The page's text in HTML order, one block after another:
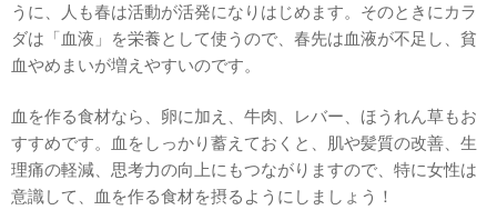
うに、人も春は活動が活発になりはじめます。そのときにカラ
ダは「血液」を栄養として使うので、春先は血液が不足し、貧
血やめまいが増えやすいのです。
血を作る食材なら、卵に加え、牛肉、レバー、ほうれん草もお
すすめです。血をしっかり蓄えておくと、肌や髪質の改善、生
理痛の軽減、思考力の向上にもつながりますので、特に女性は
意識して、血を作る食材を摂るようにしましょう！